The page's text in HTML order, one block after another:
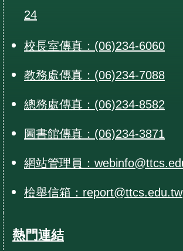
24
校長室傳真：(06)234-6060
教務處傳真：(06)234-7088
總務處傳真：(06)234-8582
圖書館傳真：(06)234-3871
網站管理員：
檢舉信箱：report@ttcs.edu.tw
熱門連結